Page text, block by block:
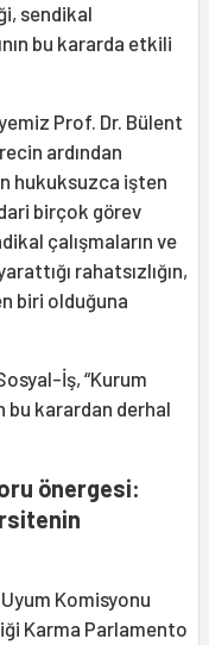
sendikal
bu kararda etkili
Prof. Dr. Bülent
ardından
hukuksuzca işten
birçok görev
çalışmaların ve
rahatsızlığın,
biri olduğuna
İş, “Kurum
bu karardan derhal
önergesi:
Komisyonu
Karma Parlamento